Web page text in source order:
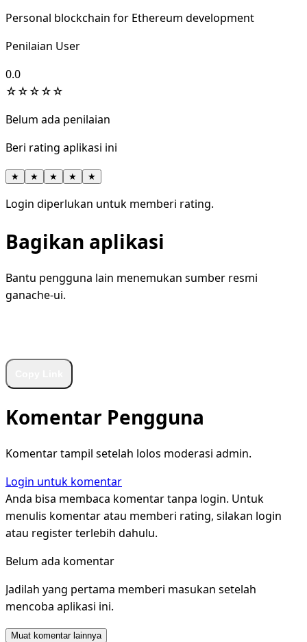
Personal blockchain for Ethereum development
Penilaian User
0.0
☆☆☆☆☆
Belum ada penilaian
Beri rating aplikasi ini
★ ★ ★ ★ ★
Login diperlukan untuk memberi rating.
Bagikan aplikasi
Bantu pengguna lain menemukan sumber resmi
ganache-ui.
Komentar Pengguna
Komentar tampil setelah lolos moderasi admin.
Login untuk komentar
Anda bisa membaca komentar tanpa login. Untuk
menulis komentar atau memberi rating, silakan login
atau register terlebih dahulu.
Belum ada komentar
Jadilah yang pertama memberi masukan setelah
mencoba aplikasi ini.
Muat komentar lainnya